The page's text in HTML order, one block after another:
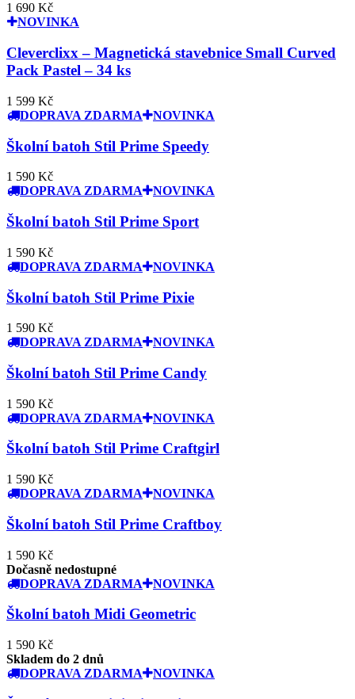
1 690 Kč
NOVINKA
Cleverclixx – Magnetická stavebnice Small Curved
Pack Pastel – 34 ks
1 599 Kč
DOPRAVA ZDARMA
NOVINKA
Školní batoh Stil Prime Speedy
1 590 Kč
DOPRAVA ZDARMA
NOVINKA
Školní batoh Stil Prime Sport
1 590 Kč
DOPRAVA ZDARMA
NOVINKA
Školní batoh Stil Prime Pixie
1 590 Kč
DOPRAVA ZDARMA
NOVINKA
Školní batoh Stil Prime Candy
1 590 Kč
DOPRAVA ZDARMA
NOVINKA
Školní batoh Stil Prime Craftgirl
1 590 Kč
DOPRAVA ZDARMA
NOVINKA
Školní batoh Stil Prime Craftboy
1 590 Kč
Dočasně nedostupné
DOPRAVA ZDARMA
NOVINKA
Školní batoh Midi Geometric
1 590 Kč
Skladem do 2 dnů
DOPRAVA ZDARMA
NOVINKA